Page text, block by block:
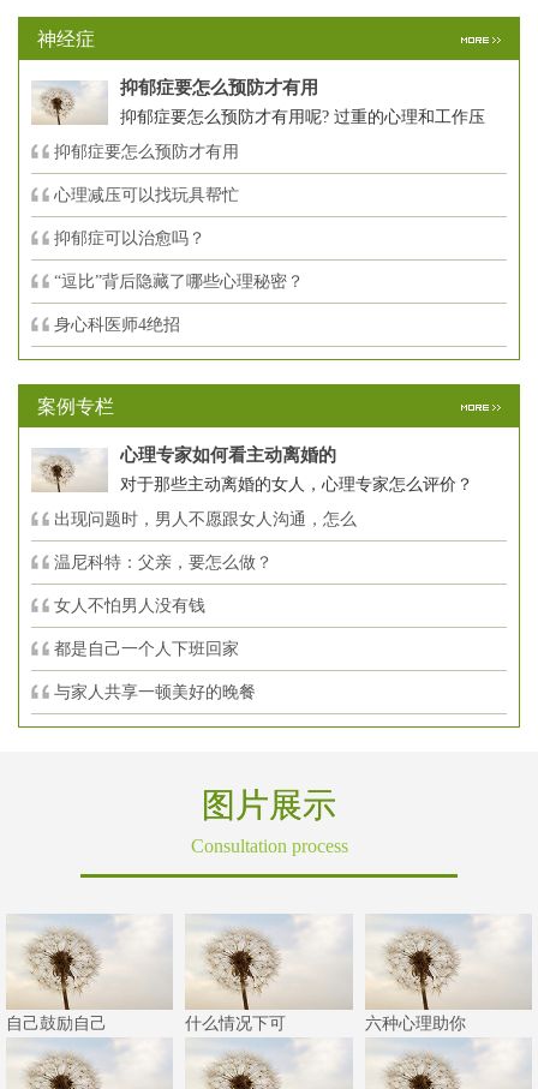
神经症
抑郁症要怎么预防才有用
抑郁症要怎么预防才有用呢? 过重的心理和工作压
抑郁症要怎么预防才有用
心理减压可以找玩具帮忙
抑郁症可以治愈吗？
“逗比”背后隐藏了哪些心理秘密？
身心科医师4绝招
案例专栏
心理专家如何看主动离婚的
对于那些主动离婚的女人，心理专家怎么评价？
出现问题时，男人不愿跟女人沟通，怎么
温尼科特：父亲，要怎么做？
女人不怕男人没有钱
都是自己一个人下班回家
与家人共享一顿美好的晚餐
图片展示
Consultation process
自己鼓励自己 什么情况下可 六种心理助你